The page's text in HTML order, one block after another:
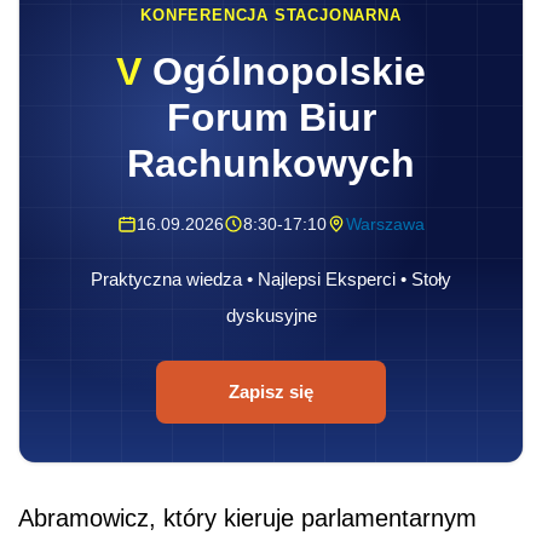
KONFERENCJA STACJONARNA
V Ogólnopolskie
Forum Biur
Rachunkowych
16.09.2026 8:30-17:10 Warszawa
Praktyczna wiedza • Najlepsi Eksperci • Stoły
dyskusyjne
Zapisz się
Abramowicz, który kieruje parlamentarnym